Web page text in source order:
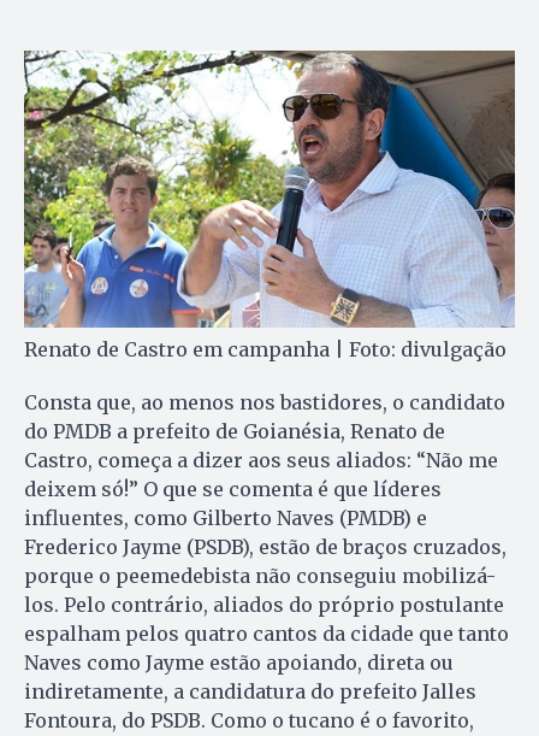
Renato de Castro em campanha | Foto: divulgação
Consta que, ao menos nos bastidores, o candidato
do PMDB a prefeito de Goianésia, Renato de
Castro, começa a dizer aos seus aliados: “Não me
deixem só!” O que se comenta é que líderes
influentes, como Gilberto Naves (PMDB) e
Frederico Jayme (PSDB), estão de braços cruzados,
porque o peemedebista não conseguiu mobilizá-
los. Pelo contrário, aliados do próprio postulante
espalham pelos quatro cantos da cidade que tanto
Naves como Jayme estão apoiando, direta ou
indiretamente, a candidatura do prefeito Jalles
Fontoura, do PSDB. Como o tucano é o favorito,